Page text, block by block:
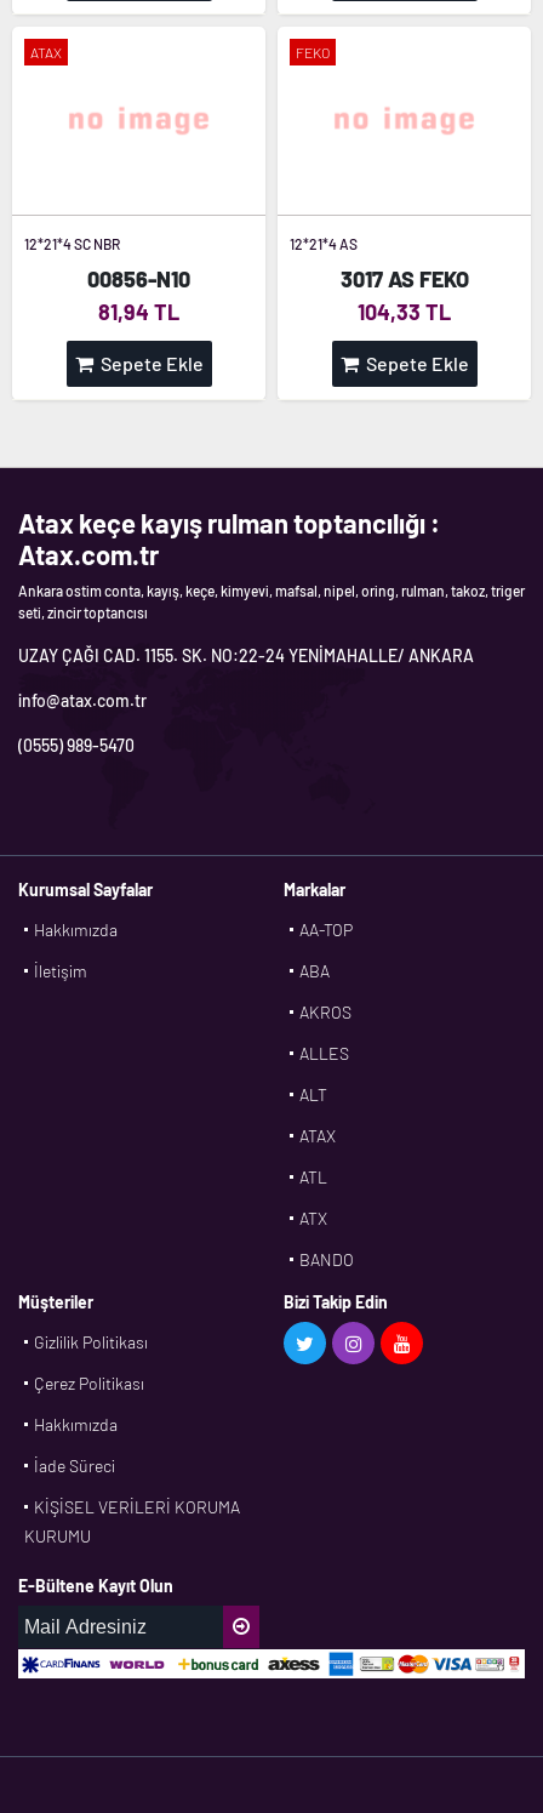
ATAX
12*21*4 SC NBR
00856-N10
81,94 TL
Sepete Ekle
FEKO
12*21*4 AS
3017 AS FEKO
104,33 TL
Sepete Ekle
Atax keçe kayış rulman toptancılığı :
Atax.com.tr
Ankara ostim conta, kayış, keçe, kimyevi, mafsal, nipel, oring, rulman, takoz, triger
seti, zincir toptancısı
UZAY ÇAĞI CAD. 1155. SK. NO:22-24 YENİMAHALLE/ ANKARA
info@atax.com.tr
(0555) 989-5470
Kurumsal Sayfalar
Hakkımızda
İletişim
Markalar
AA-TOP
ABA
AKROS
ALLES
ALT
ATAX
ATL
ATX
BANDO
BMS
CDF
DPH
ECOPARTS
Müşteriler
Gizlilik Politikası
Çerez Politikası
Hakkımızda
İade Süreci
KİŞİSEL VERİLERİ KORUMA
KURUMU
Bizi Takip Edin
E-Bültene Kayıt Olun